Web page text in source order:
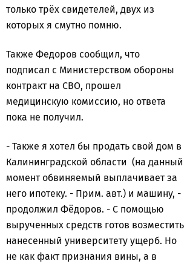
только трёх свидетелей, двух из
которых я смутно помню.
Также Федоров сообщил, что
подписал с Министерством обороны
контракт на СВО, прошел
медицинскую комиссию, но ответа
пока не получил.
- Также я хотел бы продать свой дом в
Калининградской области (на данный
момент обвиняемый выплачивает за
него ипотеку. - Прим. авт.) и машину, -
продолжил Фёдоров. - С помощью
вырученных средств готов возместить
нанесенный университету ущерб. Но
не как факт признания вины, а в